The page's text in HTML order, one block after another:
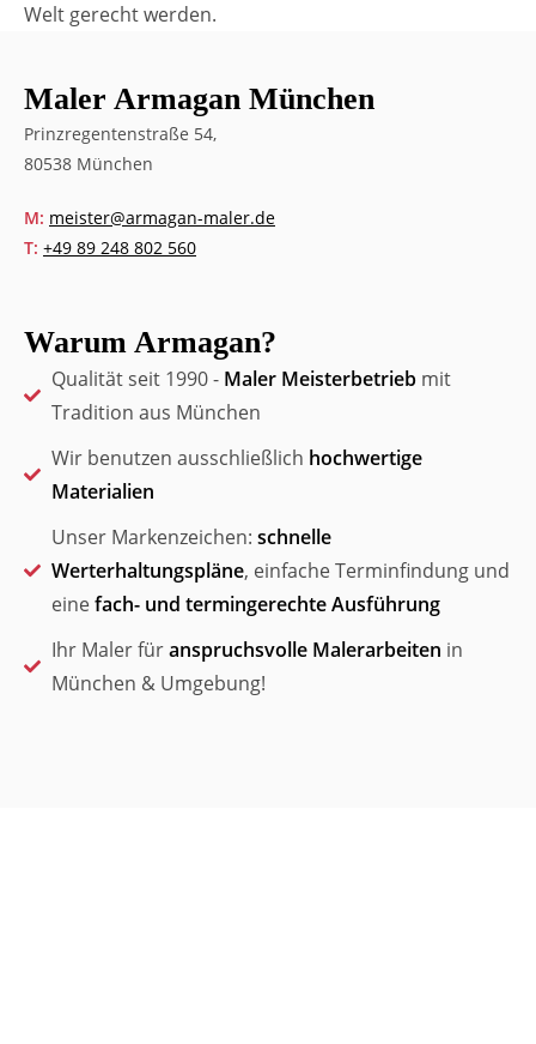
Welt gerecht werden.
Maler Armagan München
Prinzregentenstraße 54,
80538 München
M: meister@armagan-maler.de
T: +49 89 248 802 560
Warum Armagan?
Qualität seit 1990 - Maler Meisterbetriebmit
Tradition aus München
Wir benutzen ausschließlich hochwertige
Materialien
Unser Markenzeichen: schnelle
Werterhaltungspläne, einfache Terminfindung und
einefach- und termingerechte Ausführung
Ihr Maler füranspruchsvolle Malerarbeiten in
München & Umgebung!